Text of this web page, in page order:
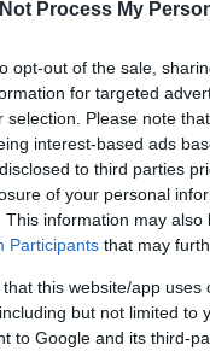
Process My
opt-out of the sale,
for targeted
selection. Please note
interest-based ads
to third parties
of your personal
This information may
Participants that may
that this website/app
but not limited to
to Google and its third-
kezdett, hogy az
akkor még szokatlan
jelentett gondot, az
kialakult a szokás,
sietett és
az új típusú
üresen
a
az egyesület által
neves színészekkel –
nem fog